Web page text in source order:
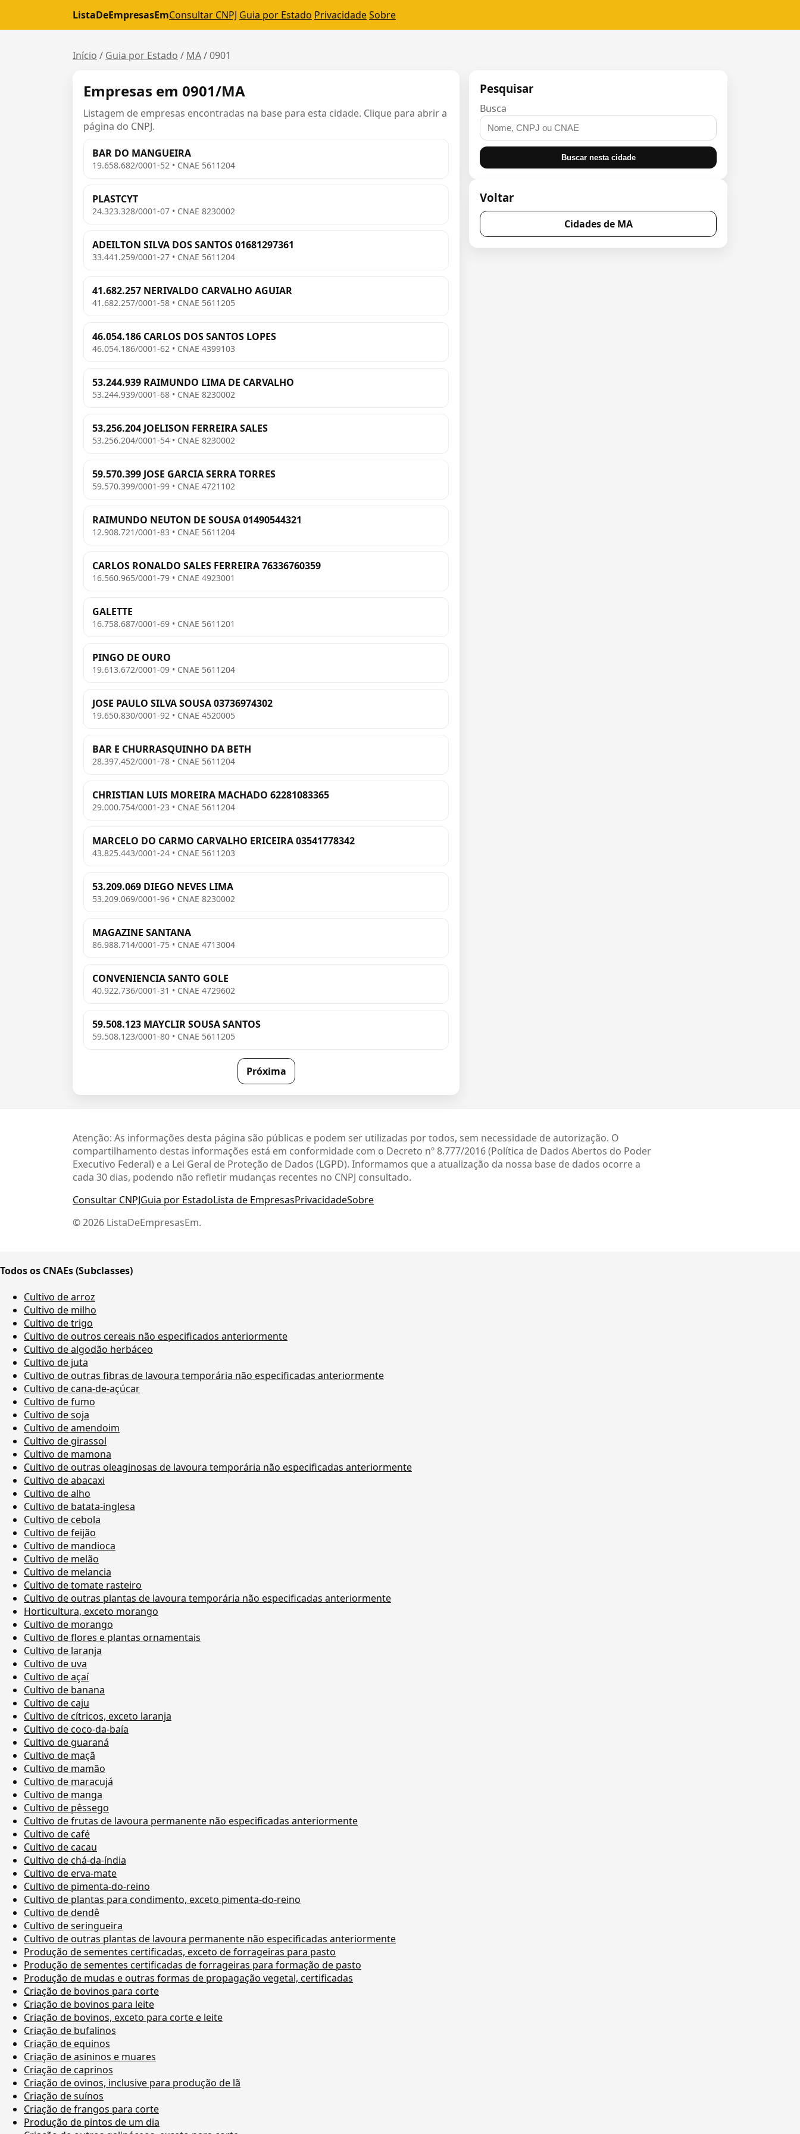
ListaDeEmpresasEmConsultar CNPJ Guia por Estado PrivacidadeSobre
Início / Guia por Estado / MA/0901
Empresas em 0901/MA
Listagem de empresas encontradas na base para esta cidade. Clique para abrir a
página do CNPJ.
BAR DO MANGUEIRA
19.658.682/0001-52 • CNAE 5611204
PLASTCYT
24.323.328/0001-07 • CNAE 8230002
ADEILTON SILVA DOS SANTOS 01681297361
33.441.259/0001-27 • CNAE 5611204
41.682.257 NERIVALDO CARVALHO AGUIAR
41.682.257/0001-58 • CNAE 5611205
46.054.186 CARLOS DOS SANTOS LOPES
46.054.186/0001-62 • CNAE 4399103
53.244.939 RAIMUNDO LIMA DE CARVALHO
53.244.939/0001-68 • CNAE 8230002
53.256.204 JOELISON FERREIRA SALES
53.256.204/0001-54 • CNAE 8230002
59.570.399 JOSE GARCIA SERRA TORRES
59.570.399/0001-99 • CNAE 4721102
RAIMUNDO NEUTON DE SOUSA 01490544321
12.908.721/0001-83 • CNAE 5611204
CARLOS RONALDO SALES FERREIRA 76336760359
16.560.965/0001-79 • CNAE 4923001
GALETTE
16.758.687/0001-69 • CNAE 5611201
PINGO DE OURO
19.613.672/0001-09 • CNAE 5611204
JOSE PAULO SILVA SOUSA 03736974302
19.650.830/0001-92 • CNAE 4520005
BAR E CHURRASQUINHO DA BETH
28.397.452/0001-78 • CNAE 5611204
CHRISTIAN LUIS MOREIRA MACHADO 62281083365
29.000.754/0001-23 • CNAE 5611204
MARCELO DO CARMO CARVALHO ERICEIRA 03541778342
43.825.443/0001-24 • CNAE 5611203
53.209.069 DIEGO NEVES LIMA
53.209.069/0001-96 • CNAE 8230002
MAGAZINE SANTANA
86.988.714/0001-75 • CNAE 4713004
CONVENIENCIA SANTO GOLE
40.922.736/0001-31 • CNAE 4729602
59.508.123 MAYCLIR SOUSA SANTOS
59.508.123/0001-80 • CNAE 5611205
Próxima
Pesquisar
Busca
Buscar nesta cidade
Voltar
Cidades de MA
Atenção: As informações desta página são públicas e podem ser utilizadas por todos, sem necessidade de autorização. O
compartilhamento destas informações está em conformidade com o Decreto nº 8.777/2016 (Política de Dados Abertos do Poder
Executivo Federal) e a Lei Geral de Proteção de Dados (LGPD). Informamos que a atualização da nossa base de dados ocorre a
cada 30 dias, podendo não refletir mudanças recentes no CNPJ consultado.
Consultar CNPJGuia por EstadoLista de EmpresasPrivacidadeSobre
© 2026 ListaDeEmpresasEm.
Todos os CNAEs (Subclasses)
Cultivo de arroz
Cultivo de milho
Cultivo de trigo
Cultivo de outros cereais não especificados anteriormente
Cultivo de algodão herbáceo
Cultivo de juta
Cultivo de outras fibras de lavoura temporária não especificadas anteriormente
Cultivo de cana-de-açúcar
Cultivo de fumo
Cultivo de soja
Cultivo de amendoim
Cultivo de girassol
Cultivo de mamona
Cultivo de outras oleaginosas de lavoura temporária não especificadas anteriormente
Cultivo de abacaxi
Cultivo de alho
Cultivo de batata-inglesa
Cultivo de cebola
Cultivo de feijão
Cultivo de mandioca
Cultivo de melão
Cultivo de melancia
Cultivo de tomate rasteiro
Cultivo de outras plantas de lavoura temporária não especificadas anteriormente
Horticultura, exceto morango
Cultivo de morango
Cultivo de flores e plantas ornamentais
Cultivo de laranja
Cultivo de uva
Cultivo de açaí
Cultivo de banana
Cultivo de caju
Cultivo de cítricos, exceto laranja
Cultivo de coco-da-baía
Cultivo de guaraná
Cultivo de maçã
Cultivo de mamão
Cultivo de maracujá
Cultivo de manga
Cultivo de pêssego
Cultivo de frutas de lavoura permanente não especificadas anteriormente
Cultivo de café
Cultivo de cacau
Cultivo de chá-da-índia
Cultivo de erva-mate
Cultivo de pimenta-do-reino
Cultivo de plantas para condimento, exceto pimenta-do-reino
Cultivo de dendê
Cultivo de seringueira
Cultivo de outras plantas de lavoura permanente não especificadas anteriormente
Produção de sementes certificadas, exceto de forrageiras para pasto
Produção de sementes certificadas de forrageiras para formação de pasto
Produção de mudas e outras formas de propagação vegetal, certificadas
Criação de bovinos para corte
Criação de bovinos para leite
Criação de bovinos, exceto para corte e leite
Criação de bufalinos
Criação de equinos
Criação de asininos e muares
Criação de caprinos
Criação de ovinos, inclusive para produção de lã
Criação de suínos
Criação de frangos para corte
Produção de pintos de um dia